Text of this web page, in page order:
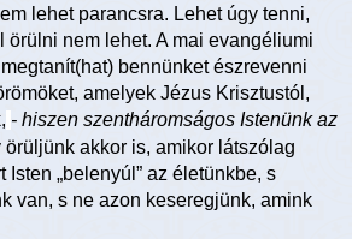
lehet parancsra. Lehet úgy tenni,
nem lehet. A mai evangéliumi
bennünket észrevenni
amelyek Jézus Krisztustól,
- hiszen szentháromságos Istenünk az
örüljünk akkor is, amikor látszólag
Isten „belenyúl” az életünkbe, s
van, s ne azon keseregjünk, amink